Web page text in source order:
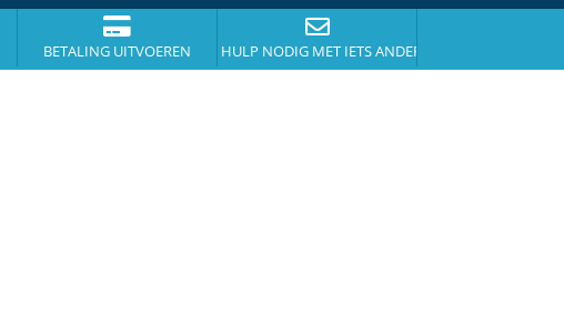
BETALING UITVOEREN HULP NODIG MET IETS ANDERS?